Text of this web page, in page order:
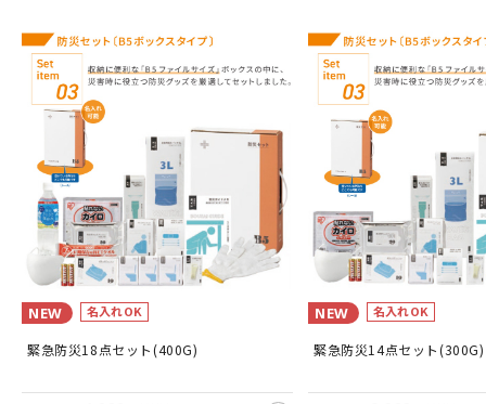
NEW 名入れOK
緊急防災18点セット(400G)
NEW 名入れOK
緊急防災14点セット(300G)